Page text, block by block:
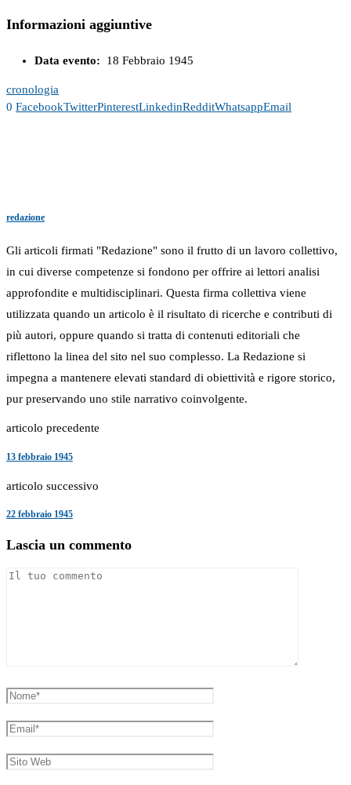
Informazioni aggiuntive
Data evento: 18 Febbraio 1945
cronologia
0 FacebookTwitterPinterestLinkedinRedditWhatsappEmail
redazione
Gli articoli firmati "Redazione" sono il frutto di un lavoro collettivo,
in cui diverse competenze si fondono per offrire ai lettori analisi
approfondite e multidisciplinari. Questa firma collettiva viene
utilizzata quando un articolo è il risultato di ricerche e contributi di
più autori, oppure quando si tratta di contenuti editoriali che
riflettono la linea del sito nel suo complesso. La Redazione si
impegna a mantenere elevati standard di obiettività e rigore storico,
pur preservando uno stile narrativo coinvolgente.
articolo precedente
13 febbraio 1945
articolo successivo
22 febbraio 1945
Lascia un commento